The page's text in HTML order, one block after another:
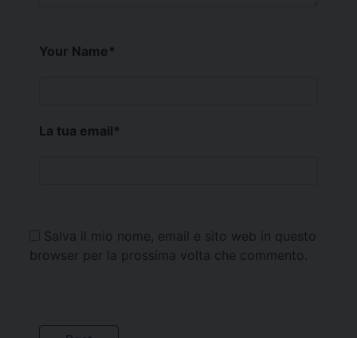
Your Name*
La tua email*
Salva il mio nome, email e sito web in questo
browser per la prossima volta che commento.